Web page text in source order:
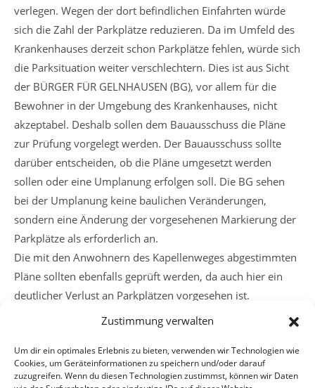
Zustimmung verwalten
Um dir ein optimales Erlebnis zu bieten, verwenden wir Technologien wie
Cookies, um Geräteinformationen zu speichern und/oder darauf
zuzugreifen. Wenn du diesen Technologien zustimmst, können wir Daten
verlegen. Wegen der dort befindlichen Einfahrten würde
sich die Zahl der Parkplätze reduzieren. Da im Umfeld des
Krankenhauses derzeit schon Parkplätze fehlen, würde sich
die Parksituation weiter verschlechtern. Dies ist aus Sicht
der BÜRGER FÜR GELNHAUSEN (BG), vor allem für die
Bewohner in der Umgebung des Krankenhauses, nicht
akzeptabel. Deshalb sollen dem Bauausschuss die Pläne
zur Prüfung vorgelegt werden. Der Bauausschuss sollte
darüber entscheiden, ob die Pläne umgesetzt werden
sollen oder eine Umplanung erfolgen soll. Die BG sehen
bei der Umplanung keine baulichen Veränderungen,
sondern eine Änderung der vorgesehenen Markierung der
Parkplätze als erforderlich an.
Die mit den Anwohnern des Kapellenweges abgestimmten
Pläne sollten ebenfalls geprüft werden, da auch hier ein
deutlicher Verlust an Parkplätzen vorgesehen ist.
Weitere
Artikel
ansehen
Vorheriger Beitrag
Umbau der Birsteiner Straße in Haitz